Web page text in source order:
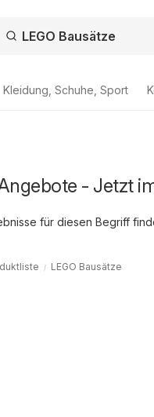
Kleidung, Schuhe, Sport
- Jetzt
für diesen Begriff
LEGO Bausätze